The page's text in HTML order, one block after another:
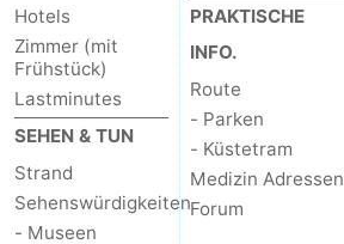
Hotels
Zimmer (mit
Frühstück)
Lastminutes
SEHEN & TUN
Strand
Sehenswürdigkeiten
- Museen
PRAKTISCHE
INFO.
Route
- Parken
- Küstetram
Medizin Adressen
Forum